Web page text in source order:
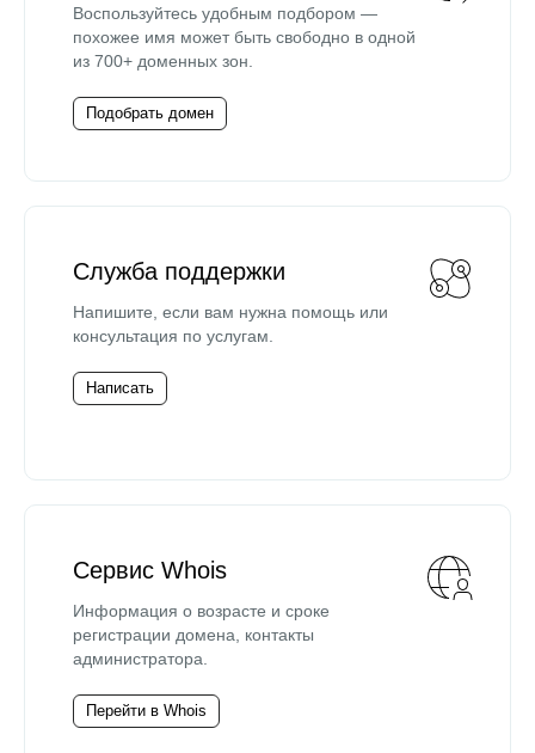
Воспользуйтесь удобным подбором —
похожее имя может быть свободно в одной
из 700+ доменных зон.
Подобрать домен
Служба поддержки
Напишите, если вам нужна помощь или
консультация по услугам.
Написать
Сервис Whois
Информация о возрасте и сроке
регистрации домена, контакты
администратора.
Перейти в Whois